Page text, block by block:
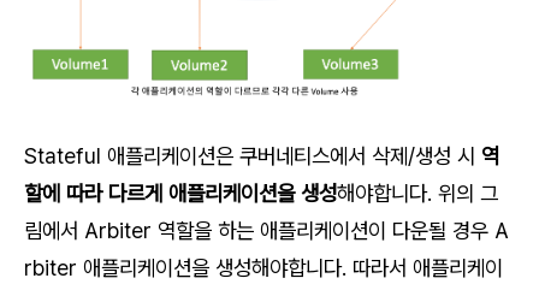
Stateful 애플리케이션은 쿠버네티스에서 삭제/생성 시 역
할에 따라 다르게 애플리케이션을 생성해야합니다. 위의 그
림에서 Arbiter 역할을 하는 애플리케이션이 다운될 경우 A
rbiter 애플리케이션을 생성해야합니다. 따라서 애플리케이